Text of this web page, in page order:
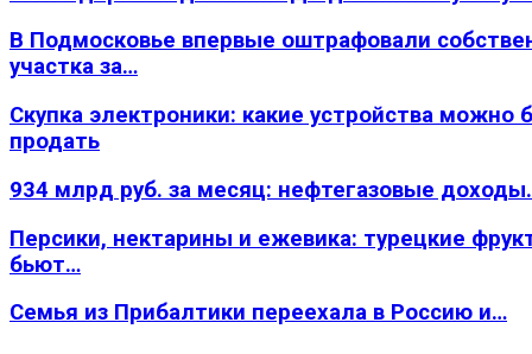
В Подмосковье впервые оштрафовали
участка за…
Скупка электроники: какие устройства можно
продать
934 млрд руб. за месяц: нефтегазовые
Персики, нектарины и ежевика: турецкие
бьют…
Семья из Прибалтики переехала в Россию и…